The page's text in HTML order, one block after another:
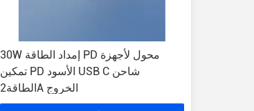
30W إمداد الطاقة PD محول لأجهزة
تمكين PD الأسود USB C شاحن
الطاقة2A الخروج